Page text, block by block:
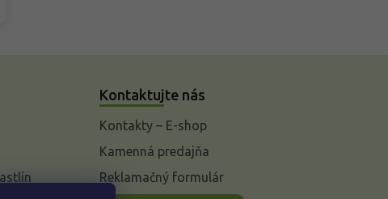
Kontaktujte nás
Kontakty – E-shop
Kamenná predajňa
Reklamačný formulár